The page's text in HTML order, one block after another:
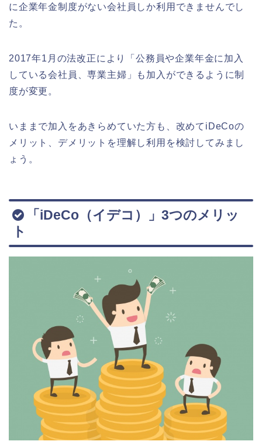
に企業年金制度がない会社員しか利用できませんでし
た。
2017年1月の法改正により「公務員や企業年金に加入
している会社員、専業主婦」も加入ができるように制
度が変更。
いままで加入をあきらめていた方も、改めてiDeCoの
メリット、デメリットを理解し利用を検討してみまし
ょう。
「iDeCo（イデコ）」3つのメリッ
ト